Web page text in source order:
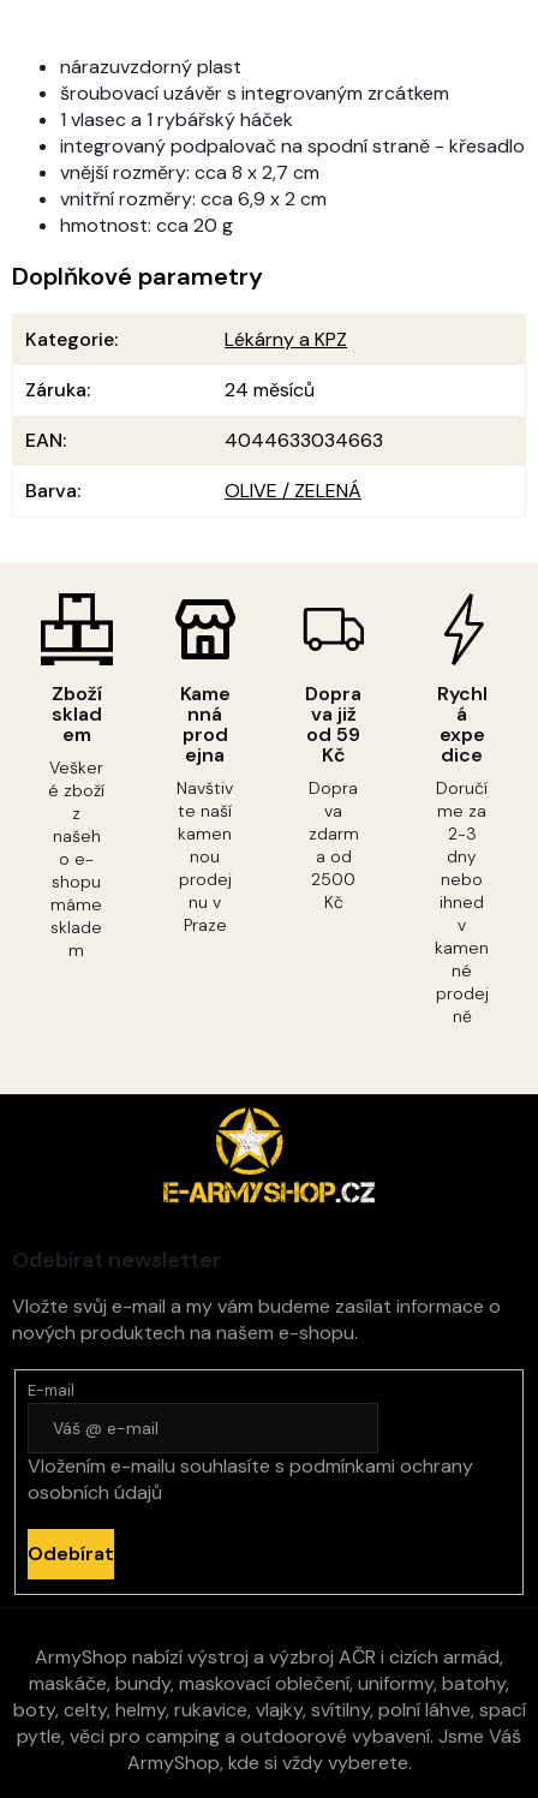
Zboží
sklad
em
Vešker
é zboží
z
našeh
o e-
shopu
máme
sklade
m
Kame
nná
prod
ejna
Navštiv
te naší
kamen
nou
prodej
nu v
Praze
Dopra
va již
od 59
Kč
Dopra
va
zdarm
a od
2500
Kč
Rychl
á
expe
dice
Doručí
me za
2-3
dny
nebo
ihned
v
kamen
né
prodej
ně
nárazuvzdorný plast
šroubovací uzávěr s integrovaným zrcátkem
1 vlasec a 1 rybářský háček
integrovaný podpalovač na spodní straně - křesadlo
vnější rozměry: cca 8 x 2,7 cm
vnitřní rozměry: cca 6,9 x 2 cm
hmotnost: cca 20 g
Doplňkové parametry
Kategorie:
Lékárny a KPZ
Záruka:
24 měsíců
EAN:
4044633034663
Barva: OLIVE / ZELENÁ
Odebírat newsletter
Vložte svůj e-mail a my vám budeme zasílat informace o
nových produktech na našem e-shopu.
E-mail
Vložením e-mailu souhlasíte s podmínkami ochrany
osobních údajů
Odebírat
ArmyShop nabízí výstroj a výzbroj AČR i cizích armád,
maskáče, bundy, maskovací oblečení, uniformy, batohy,
boty, celty, helmy, rukavice, vlajky, svítilny, polní láhve, spací
pytle, věci pro camping a outdoorové vybavení. Jsme Váš
ArmyShop, kde si vždy vyberete.